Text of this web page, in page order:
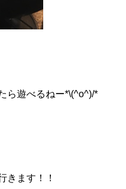
ら遊べるねー*\(^o^)/*
きます！！